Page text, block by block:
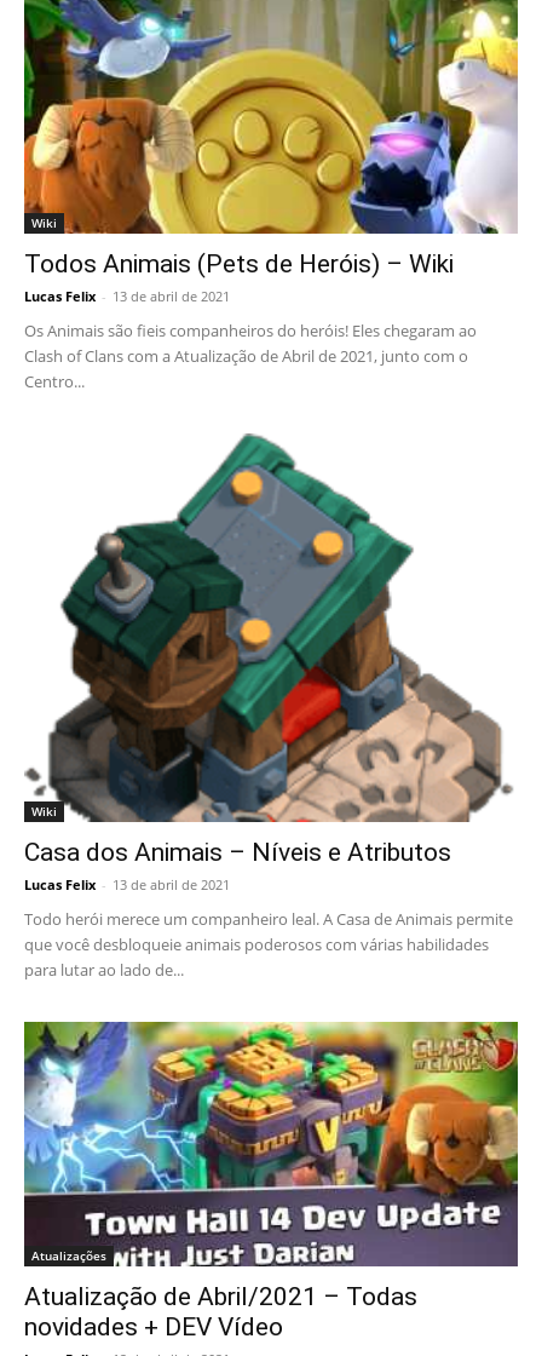
Wiki
Todos Animais (Pets de Heróis) – Wiki
Lucas Felix - 13 de abril de 2021
Os Animais são fieis companheiros do heróis! Eles chegaram ao
Clash of Clans com a Atualização de Abril de 2021, junto com o
Centro...
Wiki
Casa dos Animais – Níveis e Atributos
Lucas Felix - 13 de abril de 2021
Todo herói merece um companheiro leal. A Casa de Animais permite
que você desbloqueie animais poderosos com várias habilidades
para lutar ao lado de...
Atualizações
Atualização de Abril/2021 – Todas
novidades + DEV Vídeo